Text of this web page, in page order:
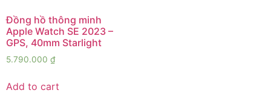
Đồng hồ thông minh
Apple Watch SE 2023 –
GPS, 40mm Starlight
5.790.000 ₫
Add to cart